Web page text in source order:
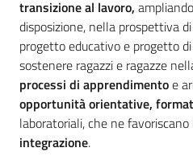
transizione al lavoro,
disposizione, nella prospettiva
progetto educativo e progetto
sostenere ragazzi e ragazze
processi di apprendimentoe
opportunità orientative,
laboratoriali, che ne favoriscano
integrazione.